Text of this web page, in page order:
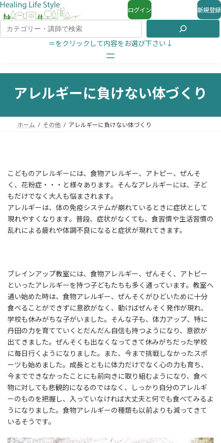
ログイン 新規登録
＝をクリックして内容をお選び下さい↓
アレルギーに負けない体づくり
ホーム その他 アレルギーに負けない体づくり
こどものアレルギーには、食物アレルギー、アトピー、ぜんそ
く、花粉症・・・と様々あります。そんなアレルギーには、子ど
もだけでなく大人も悩まされます。
アレルギーは、体の免疫システムが崩れているときに症状として
現れやすくなります。普段、症状がなくても、食習慣や生活習慣の
乱れによる疲れや体調不良になると症状が現れてきます。
ブレインアップ教室には、食物アレルギー、ぜんそく、アトピー
といったアレルギーを持つ子どもたちも多く通っています。教室へ
通い始めた時は、食物アレルギー、ぜんそくがひどいために十分
食べることができずに意欲がなく、動けばぜんそく発作が現れ、
学校も休みがちな子がいました。そんな子も、体力アップ、特に
丹田の力を育てていくとだんだん自信も持つようになり、意欲が
出てきました。ぜんそくも出なくなってきて休みがちだった学校
に毎日行くようになりました。また、今まで挑戦しなかったスポ
ーツも始めました。成長とともに体力だけでなく心の力も育ち、
今までできなかったことにも前向きに取り組むようになり、食べ
物に対しても悲観的になるのではなく、しっかり自分のアレルギ
ーのものを把握し、入っていなければ大丈夫と何でも食べてみるよ
うになりました。食物アレルギーの種類も以前よりも減ってきて
いるそうです。